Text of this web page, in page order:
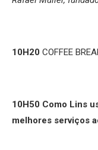
10H20 COFFEE
10H50 Como Lins
melhores serviços